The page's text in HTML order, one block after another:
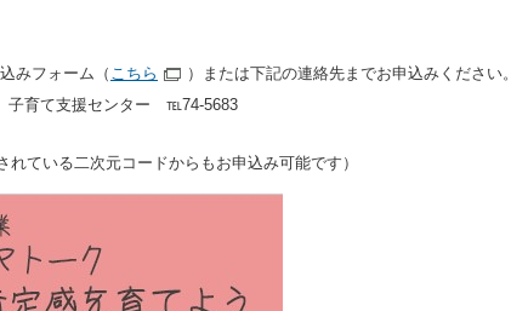
みフォーム（ こちら
）または下記の連絡先までお申込みください。
育て支援センター ℡74‐5683
ている二次元コードからもお申込み可能です）